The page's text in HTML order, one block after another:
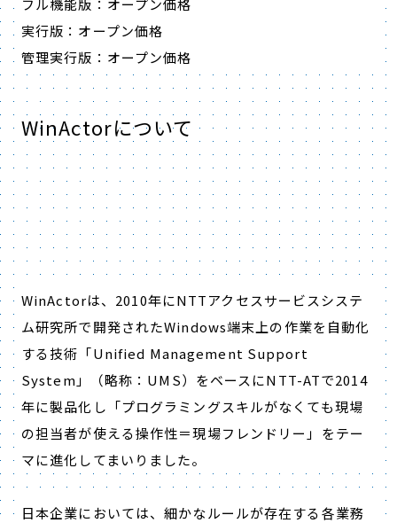
フル機能版：オープン価格
実行版：オープン価格
管理実行版：オープン価格
WinActorについて
WinActorは、2010年にNTTアクセスサービスシステ
ム研究所で開発されたWindows端末上の作業を自動化
する技術「Unified Management Support
System」（略称：UMS）をベースにNTT-ATで2014
年に製品化し「プログラミングスキルがなくても現場
の担当者が使える操作性＝現場フレンドリー」をテー
マに進化してまいりました。
日本企業においては、細かなルールが存在する各業務